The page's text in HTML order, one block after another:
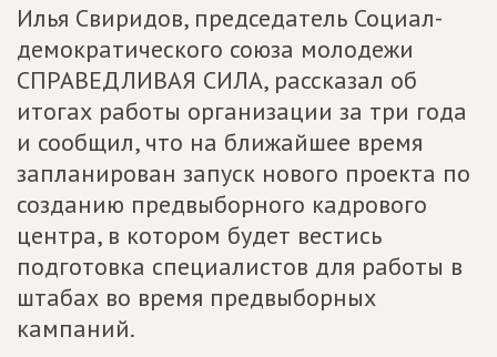
Илья Свиридов, председатель Социал-
демократического союза молодежи
СПРАВЕДЛИВАЯ СИЛА, рассказал об
итогах работы организации за три года
и сообщил, что на ближайшее время
запланирован запуск нового проекта по
созданию предвыборного кадрового
центра, в котором будет вестись
подготовка специалистов для работы в
штабах во время предвыборных
кампаний.